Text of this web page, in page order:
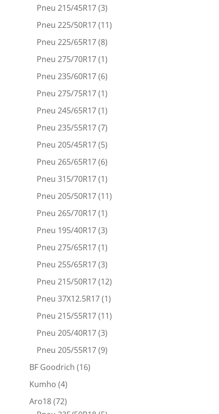
Pneu 215/45R17(3)
Pneu 225/50R17(11)
Pneu 225/65R17(8)
Pneu 275/70R17(1)
Pneu 235/60R17(6)
Pneu 275/75R17(1)
Pneu 245/65R17(1)
Pneu 235/55R17(7)
Pneu 205/45R17(5)
Pneu 265/65R17(6)
Pneu 315/70R17(1)
Pneu 205/50R17(11)
Pneu 265/70R17(1)
Pneu 195/40R17(3)
Pneu 275/65R17(1)
Pneu 255/65R17(3)
Pneu 215/50R17(12)
Pneu 37X12.5R17(1)
Pneu 215/55R17(11)
Pneu 205/40R17(3)
Pneu 205/55R17(9)
BF Goodrich (16)
Kumho (4)
Aro18(72)